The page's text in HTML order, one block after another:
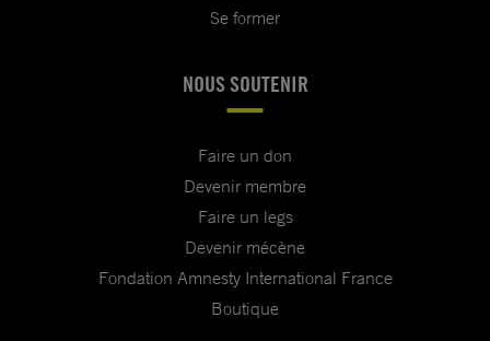
Se former
NOUS SOUTENIR
Faire un don
Devenir membre
Faire un legs
Devenir mécène
Fondation Amnesty International France
Boutique